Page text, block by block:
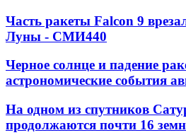
Часть ракеты Falcon 9
Луны - СМИ440
Черное солнце и падение
астрономические события
На одном из спутников
продолжаются почти 16